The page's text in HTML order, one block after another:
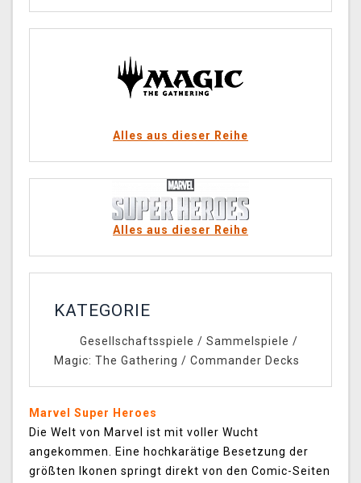
Alles aus dieser Reihe
Alles aus dieser Reihe
KATEGORIE
Gesellschaftsspiele / Sammelspiele /
Magic: The Gathering / Commander Decks
Marvel Super Heroes
Die Welt von Marvel ist mit voller Wucht
angekommen. Eine hochkarätige Besetzung der
größten Ikonen springt direkt von den Comic-Seiten